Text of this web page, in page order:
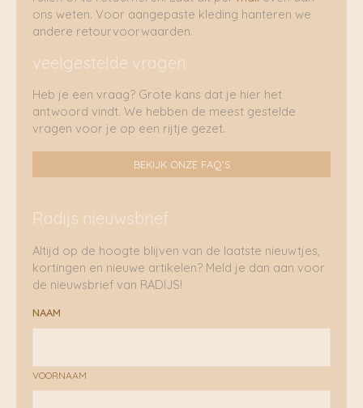
ons weten. Voor aangepaste kleding hanteren we
andere retourvoorwaarden.
veelgestelde vragen
Heb je een vraag? Grote kans dat je hier het
antwoord vindt. We hebben de meest gestelde
vragen voor je op een rijtje gezet.
BEKIJK ONZE FAQ'S
Radijs nieuwsbrief
Altijd op de hoogte blijven van de laatste nieuwtjes,
kortingen en nieuwe artikelen? Meld je dan aan voor
de nieuwsbrief van RADIJS!
NAAM
VOORNAAM